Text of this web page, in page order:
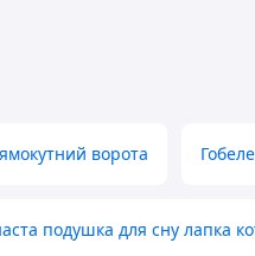
ворота
подушка для сну лапка